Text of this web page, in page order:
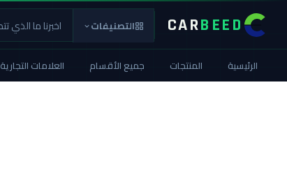
CARBEED التصنيفات
الرئيسية المنتجات جميع الأقسام العلامات التجارية